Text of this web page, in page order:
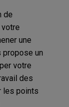
de
une
propose un
votre
des
les points